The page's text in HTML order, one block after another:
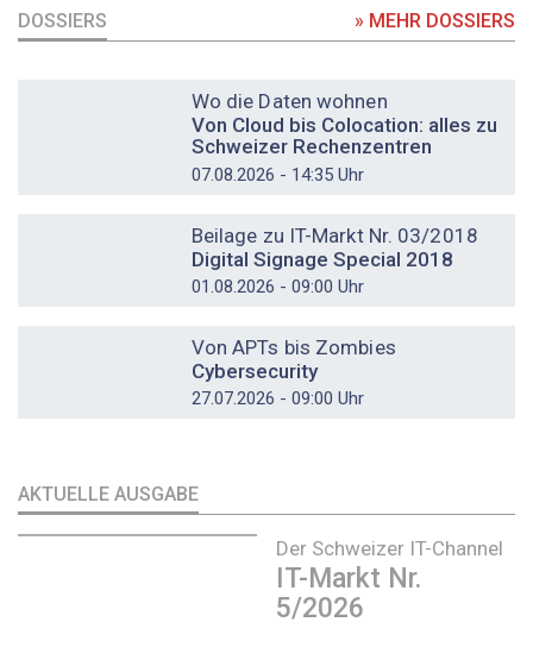
DOSSIERS » MEHR DOSSIERS
Wo die Daten wohnen
Von Cloud bis Colocation: alles zu
Schweizer Rechenzentren
07.08.2026 - 14:35 Uhr
Beilage zu IT-Markt Nr. 03/2018
Digital Signage Special 2018
01.08.2026 - 09:00 Uhr
Von APTs bis Zombies
Cybersecurity
27.07.2026 - 09:00 Uhr
AKTUELLE AUSGABE
Der Schweizer IT-Channel
IT-Markt Nr.
5/2026